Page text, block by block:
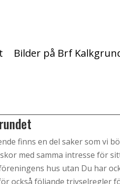
Bilder på Brf
finns en del saker som vi
med samma intresse för
hus utan Du har
också följande trivselregler